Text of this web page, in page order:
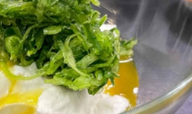
και να το στραγγίξουμε
ακολουθώντας τα
στον τρίφτη, ώστε να
και καθόλου τη καρδιά